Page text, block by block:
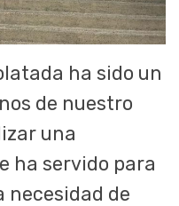
ha sido un
de nuestro
una
ha servido para
necesidad de